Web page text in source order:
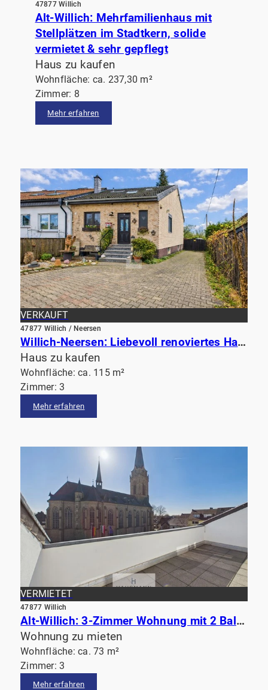
47877 Willich
Alt-Willich: Mehrfamilienhaus mit
Stellplätzen im Stadtkern, solide
vermietet & sehr gepflegt
Haus zu kaufen
Wohnfläche: ca. 237,30 m²
Zimmer: 8
Mehr erfahren
VERKAUFT
47877 Willich / Neersen
Willich-Neersen: Liebevoll renoviertes Haus mit großzügigem Garten & Pferdestall in ruhiger Lage
Haus zu kaufen
Wohnfläche: ca. 115 m²
Zimmer: 3
Mehr erfahren
VERMIETET
47877 Willich
Alt-Willich: 3-Zimmer Wohnung mit 2 Balkonen über den Dächern des Marktplatzes
Wohnung zu mieten
Wohnfläche: ca. 73 m²
Zimmer: 3
Mehr erfahren